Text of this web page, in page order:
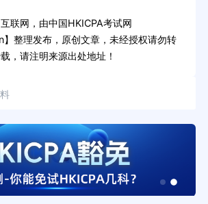
网，由中国HKICPA考试网
整理发布，原创文章，未经授权请勿转
，请注明来源出处地址！